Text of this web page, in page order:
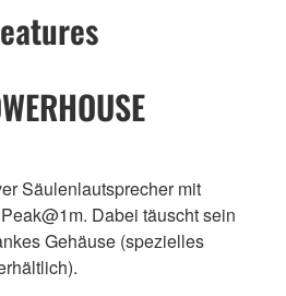
Säulenlautsprecher mit
Dabei täuscht sein
Gehäuse (spezielles